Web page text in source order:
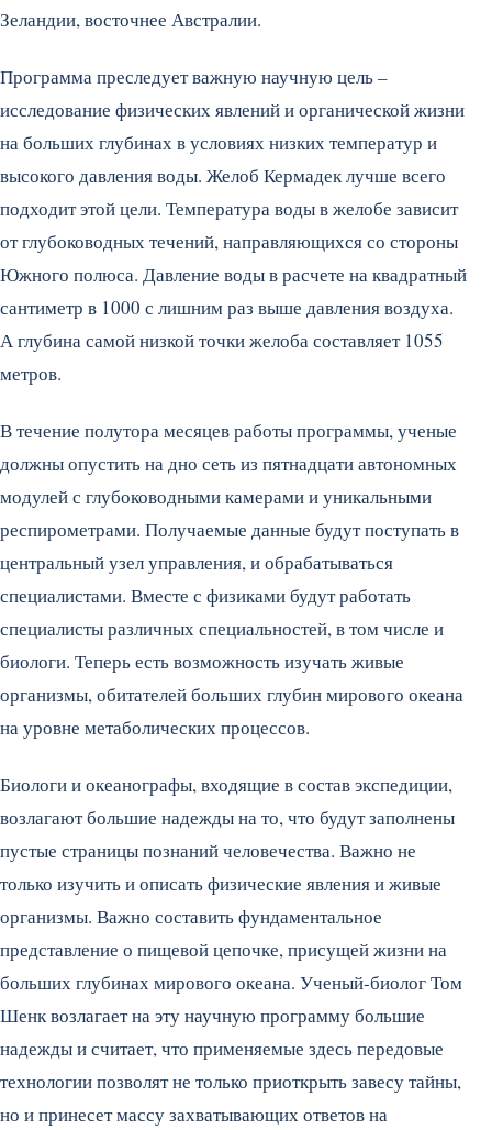
Зеландии, восточнее Австралии.
Программа преследует важную научную цель –
исследование физических явлений и органической жизни
на больших глубинах в условиях низких температур и
высокого давления воды. Желоб Кермадек лучше всего
подходит этой цели. Температура воды в желобе зависит
от глубоководных течений, направляющихся со стороны
Южного полюса. Давление воды в расчете на квадратный
сантиметр в 1000 с лишним раз выше давления воздуха.
А глубина самой низкой точки желоба составляет 1055
метров.
В течение полутора месяцев работы программы, ученые
должны опустить на дно сеть из пятнадцати автономных
модулей с глубоководными камерами и уникальными
респирометрами. Получаемые данные будут поступать в
центральный узел управления, и обрабатываться
специалистами. Вместе с физиками будут работать
специалисты различных специальностей, в том числе и
биологи. Теперь есть возможность изучать живые
организмы, обитателей больших глубин мирового океана
на уровне метаболических процессов.
Биологи и океанографы, входящие в состав экспедиции,
возлагают большие надежды на то, что будут заполнены
пустые страницы познаний человечества. Важно не
только изучить и описать физические явления и живые
организмы. Важно составить фундаментальное
представление о пищевой цепочке, присущей жизни на
больших глубинах мирового океана. Ученый-биолог Том
Шенк возлагает на эту научную программу большие
надежды и считает, что применяемые здесь передовые
технологии позволят не только приоткрыть завесу тайны,
но и принесет массу захватывающих ответов на